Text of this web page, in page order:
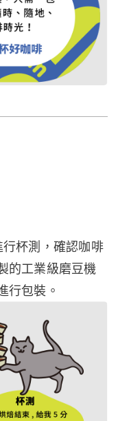
杯測，確認咖啡
的工業級磨豆機
行包裝。